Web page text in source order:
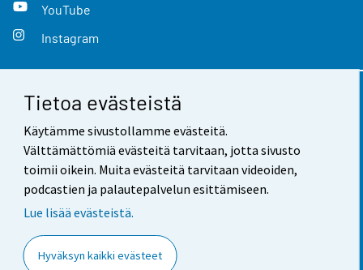
Tietoa evästeistä
Käytämme sivustollamme evästeitä.
Välttämättömiä evästeitä tarvitaan, jotta sivusto
toimii oikein. Muita evästeitä tarvitaan videoiden,
podcastien ja palautepalvelun esittämiseen.
Lue lisää evästeistä.
Hyväksyn kaikki evästeet
YouTube
Instagram
Yhteystiedot
Palaute
Käyttöehdot
Saavutettavuus